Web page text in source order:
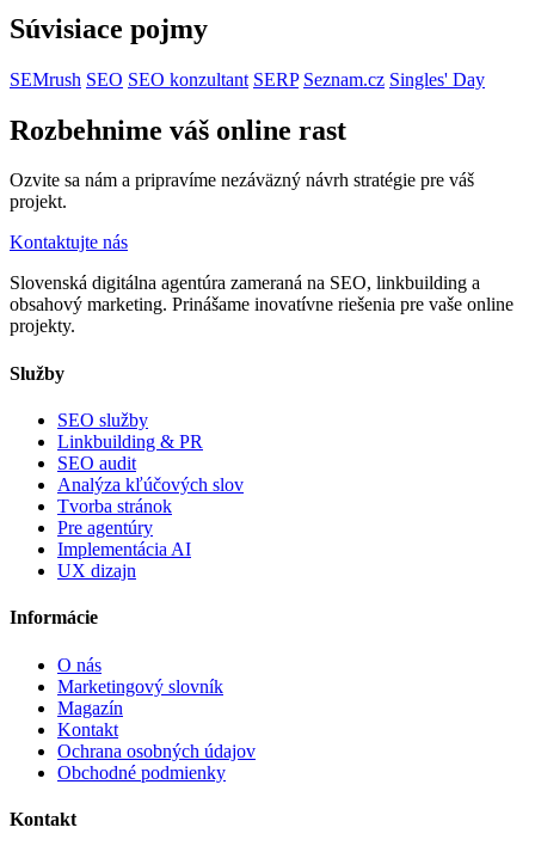
Súvisiace pojmy
SEMrush SEO SEO konzultant SERP Seznam.cz Singles' Day
Rozbehnime váš online rast
Ozvite sa nám a pripravíme nezáväzný návrh stratégie pre váš
projekt.
Kontaktujte nás
Slovenská digitálna agentúra zameraná na SEO, linkbuilding a
obsahový marketing. Prinášame inovatívne riešenia pre vaše online
projekty.
Služby
SEO služby
Linkbuilding & PR
SEO audit
Analýza kľúčových slov
Tvorba stránok
Pre agentúry
Implementácia AI
UX dizajn
Informácie
O nás
Marketingový slovník
Magazín
Kontakt
Ochrana osobných údajov
Obchodné podmienky
Kontakt